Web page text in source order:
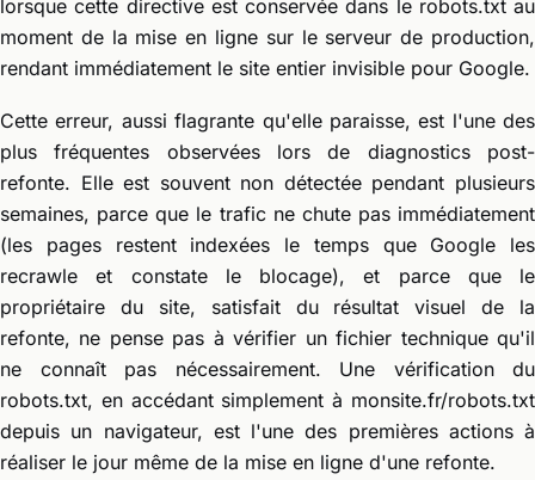
lorsque cette directive est conservée dans le robots.txt au
moment de la mise en ligne sur le serveur de production,
rendant immédiatement le site entier invisible pour Google.
Cette erreur, aussi flagrante qu'elle paraisse, est l'une des
plus fréquentes observées lors de diagnostics post-
refonte. Elle est souvent non détectée pendant plusieurs
semaines, parce que le trafic ne chute pas immédiatement
(les pages restent indexées le temps que Google les
recrawle et constate le blocage), et parce que le
propriétaire du site, satisfait du résultat visuel de la
refonte, ne pense pas à vérifier un fichier technique qu'il
ne connaît pas nécessairement. Une vérification du
robots.txt, en accédant simplement à monsite.fr/robots.txt
depuis un navigateur, est l'une des premières actions à
réaliser le jour même de la mise en ligne d'une refonte.